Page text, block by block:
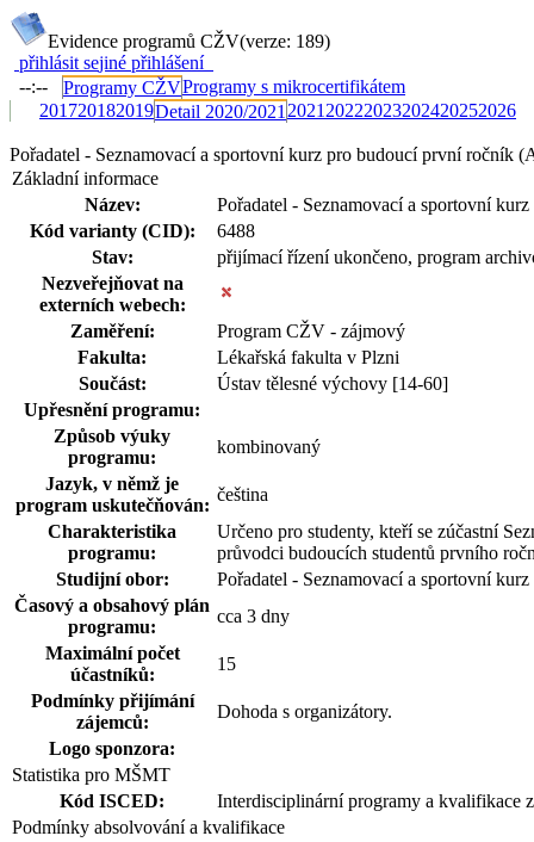
Evidence programů CŽV(verze: 189)
přihlásit sejiné přihlášení
--:--
Programy CŽVProgramy s mikrocertifikátem
201720182019Detail 2020/2021 2021 20222023202420252026
Pořadatel - Seznamovací a sportovní kurz pro budoucí první ročník
Základní informace
Název:
Pořadatel - Seznamovací a sportovní
Kód varianty (CID):
6488
Stav:
přijímací řízení ukončeno, program
Nezveřejňovat na
externích webech:
Zaměření:
Program CŽV - zájmový
Fakulta:
Lékařská fakulta v Plzni
Součást:
Ústav tělesné výchovy [14-60]
Upřesnění programu:
Způsob výuky
programu:
kombinovaný
Jazyk, v němž je
program uskutečňován:
čeština
Charakteristika
programu:
Určeno pro studenty, kteří se zúčastní
průvodci budoucích studentů prvního
Studijní obor:
Pořadatel - Seznamovací a sportovní
Časový a obsahový plán
programu:
cca 3 dny
Maximální počet
účastníků:
15
Podmínky přijímání
zájemců:
Dohoda s organizátory.
Logo sponzora:
Statistika pro MŠMT
Kód ISCED:
Interdisciplinární programy a kvalifikace
Podmínky absolvování a kvalifikace